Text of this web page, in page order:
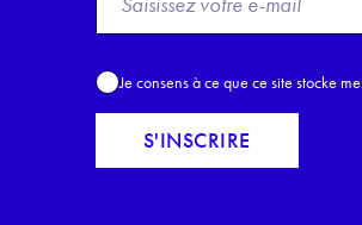
o
E
m
i
A
c
Je consens à ce que ce site stocke
S'INSCRIRE